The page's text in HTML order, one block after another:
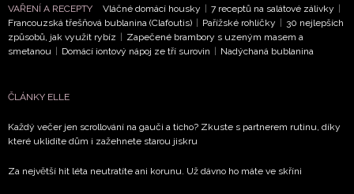
VAŘENÍ A RECEPTY Vláčné domácí housky | 7 receptů na salátové zálivky |
Francouzská třešňová bublanina (Clafoutis) | Pařížské rohlíčky | 30 nejlepších
způsobů, jak využít rybíz | Zapečené brambory s uzeným masem a
smetanou | Domácí iontový nápoj ze tří surovin | Nadýchaná bublanina
ČLÁNKY ELLE
Každý večer jen scrollování na gauči a ticho? Zkuste s partnerem rutinu, díky
které uklidíte dům i zažehnete starou jiskru
Za největší hit léta neutratíte ani korunu. Už dávno ho máte ve skříni